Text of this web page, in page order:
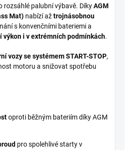
rozsáhlé palubní výbavě. DíkyAGM
Mat) nabízí ažtrojnásobnou
s konvenčními bateriemi a
výkon i v extrémních podmínkách.
vozy se systémem START-STOP,
motoru a snižovat spotřebu
oproti běžným bateriím díky AGM
pro spolehlivé starty v